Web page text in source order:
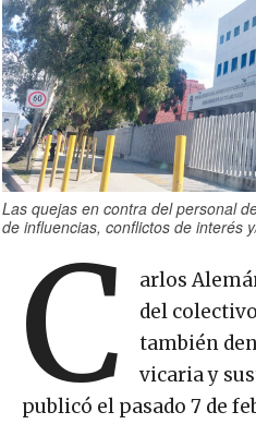
Las quejas en contra del personal
de influencias, conflictos de interés
C
arlos
del colectivo
también
vicaria y
publicó el pasado 7 de